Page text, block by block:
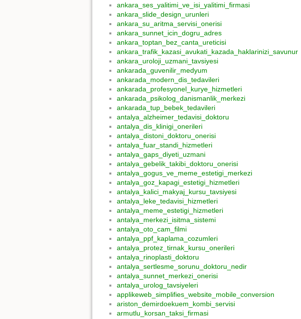
ankara_ses_yalitimi_ve_isi_yalitimi_firmasi
ankara_slide_design_urunleri
ankara_su_aritma_servisi_onerisi
ankara_sunnet_icin_dogru_adres
ankara_toptan_bez_canta_ureticisi
ankara_trafik_kazasi_avukati_kazada_haklarinizi_savunur
ankara_uroloji_uzmani_tavsiyesi
ankarada_guvenilir_medyum
ankarada_modern_dis_tedavileri
ankarada_profesyonel_kurye_hizmetleri
ankarada_psikolog_danismanlik_merkezi
ankarada_tup_bebek_tedavileri
antalya_alzheimer_tedavisi_doktoru
antalya_dis_klinigi_onerileri
antalya_distoni_doktoru_onerisi
antalya_fuar_standi_hizmetleri
antalya_gaps_diyeti_uzmani
antalya_gebelik_takibi_doktoru_onerisi
antalya_gogus_ve_meme_estetigi_merkezi
antalya_goz_kapagi_estetigi_hizmetleri
antalya_kalici_makyaj_kursu_tavsiyesi
antalya_leke_tedavisi_hizmetleri
antalya_meme_estetigi_hizmetleri
antalya_merkezi_isitma_sistemi
antalya_oto_cam_filmi
antalya_ppf_kaplama_cozumleri
antalya_protez_tirnak_kursu_onerileri
antalya_rinoplasti_doktoru
antalya_sertlesme_sorunu_doktoru_nedir
antalya_sunnet_merkezi_onerisi
antalya_urolog_tavsiyeleri
applikeweb_simplifies_website_mobile_conversion
ariston_demirdoekuem_kombi_servisi
armutlu_korsan_taksi_firmasi